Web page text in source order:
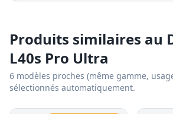
Produits similaires au
L40s Pro Ultra
6 modèles proches (même gamme,
sélectionnés automatiquement.